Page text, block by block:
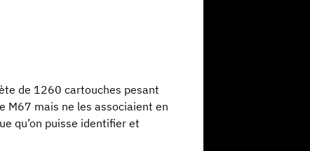
de 1260 cartouches pesant
M67 mais ne les associaient en
qu’on puisse identifier et